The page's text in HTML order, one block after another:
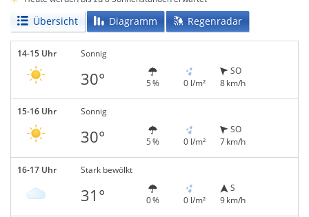
Übersicht Diagramm Regenradar
14-15 Uhr Sonnig
30° 5 % 0 l/m²
SO
8 km/h
15-16 Uhr Sonnig
30° 5 % 0 l/m²
SO
7 km/h
16-17 Uhr Stark bewölkt
31° 0 % 0 l/m²
S
9 km/h